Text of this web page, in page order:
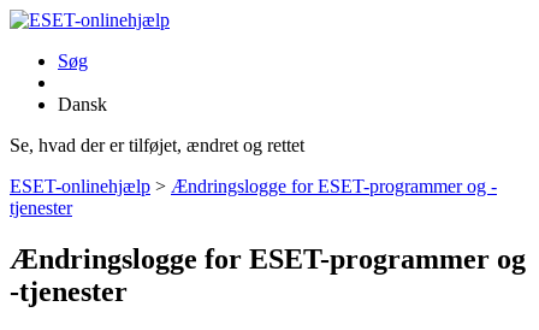
Søg
Dansk
Se, hvad der er tilføjet, ændret og rettet
ESET-onlinehjælp > Ændringslogge for ESET-programmer og -
tjenester
Ændringslogge for ESET-programmer og
-tjenester